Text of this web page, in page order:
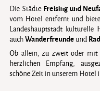
Die Städte Freising und
vom Hotel entfernt und
Landeshauptstadt
auchWanderfreunde und
Ob allein, zu zweit oder mit
herzlichen Empfang,
schöne Zeit in unserem Hotel